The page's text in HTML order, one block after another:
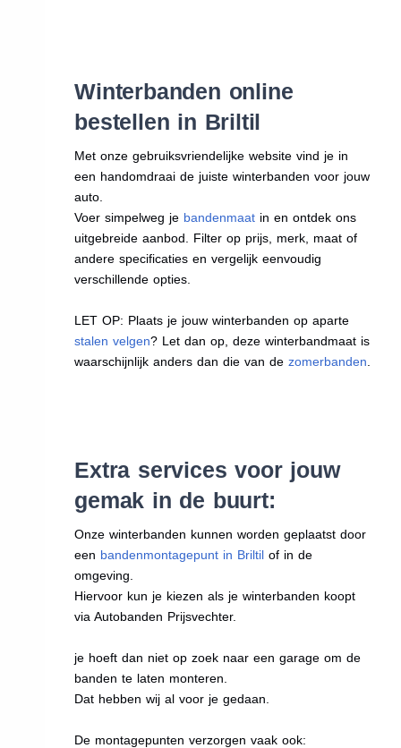
Winterbanden online
bestellen in Briltil
Met onze gebruiksvriendelijke website vind je in
een handomdraai de juiste winterbanden voor jouw
auto.
Voer simpelweg je bandenmaat in en ontdek ons
uitgebreide aanbod. Filter op prijs, merk, maat of
andere specificaties en vergelijk eenvoudig
verschillende opties.
LET OP: Plaats je jouw winterbanden op aparte
stalen velgen? Let dan op, deze winterbandmaat is
waarschijnlijk anders dan die van dezomerbanden
Extra services voor jouw
gemak in de buurt:
Onze winterbanden kunnen worden geplaatst door
een bandenmontagepunt in Briltil of in de
omgeving.
Hiervoor kun je kiezen als je winterbanden koopt
via Autobanden Prijsvechter.
je hoeft dan niet op zoek naar een garage om de
banden te laten monteren.
Dat hebben wij al voor je gedaan.
De montagepunten verzorgen vaak ook: